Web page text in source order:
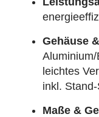
Gehäuse
Aluminium/
leichtes
inkl.
Maße &